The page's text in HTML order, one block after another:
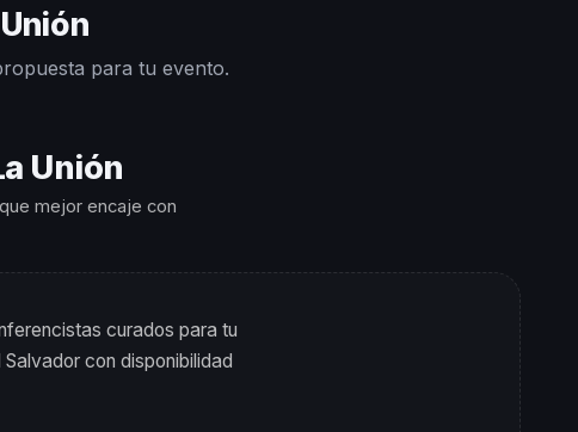
para tu evento.
Unión
mejor encaje con
curados para tu
con disponibilidad